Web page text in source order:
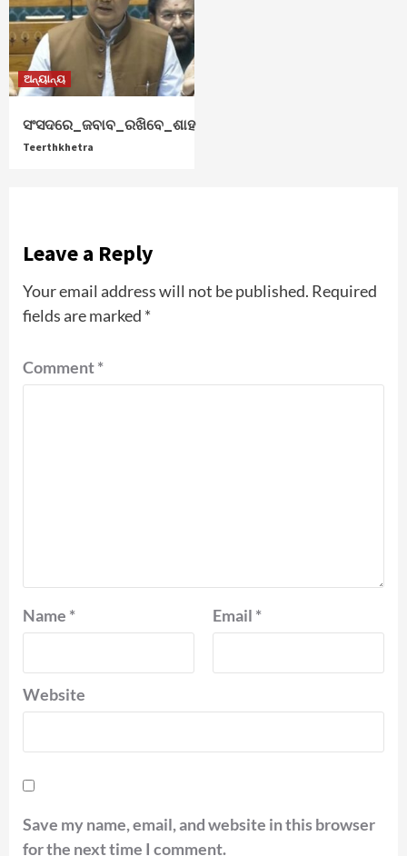
ଅନ୍ୟାନ୍ୟ
ସଂସଦରେ_ଜବାବ_ରଖିବେ_ଶାହ
Teerthkhetra
Leave a Reply
Your email address will not be published. Required
fields are marked *
Comment*
Name * Email *
Website
Save my name, email, and website in this browser
for the next time I comment.